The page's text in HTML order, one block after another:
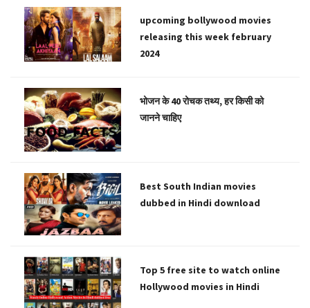
upcoming bollywood movies
releasing this week february
2024
भोजन के 40 रोचक तथ्य, हर किसी को
जानने चाहिए
Best South Indian movies
dubbed in Hindi download
Top 5 free site to watch online
Hollywood movies in Hindi